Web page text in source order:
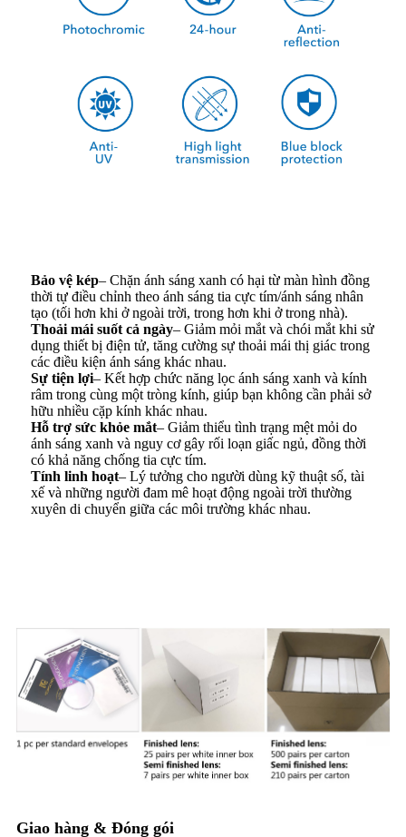
Bảo vệ kép– Chặn ánh sáng xanh có hại từ màn hình đồng
thời tự điều chỉnh theo ánh sáng tia cực tím/ánh sáng nhân
tạo (tối hơn khi ở ngoài trời, trong hơn khi ở trong nhà).
Thoải mái suốt cả ngày– Giảm mỏi mắt và chói mắt khi sử
dụng thiết bị điện tử, tăng cường sự thoải mái thị giác trong
các điều kiện ánh sáng khác nhau.
Sự tiện lợi– Kết hợp chức năng lọc ánh sáng xanh và kính
râm trong cùng một tròng kính, giúp bạn không cần phải sở
hữu nhiều cặp kính khác nhau.
Hỗ trợ sức khỏe mắt– Giảm thiểu tình trạng mệt mỏi do
ánh sáng xanh và nguy cơ gây rối loạn giấc ngủ, đồng thời
có khả năng chống tia cực tím.
Tính linh hoạt– Lý tưởng cho người dùng kỹ thuật số, tài
xế và những người đam mê hoạt động ngoài trời thường
xuyên di chuyển giữa các môi trường khác nhau.
Giao hàng & Đóng gói